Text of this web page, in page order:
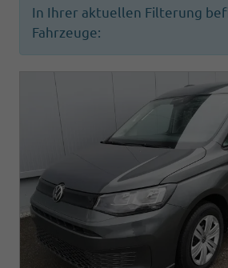
In Ihrer aktuellen Filterung
Fahrzeuge: